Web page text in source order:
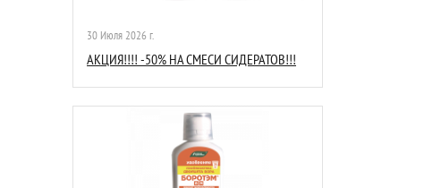
30 Июля 2026 г.
АКЦИЯ!!!! -50% НА СМЕСИ СИДЕРАТОВ!!!